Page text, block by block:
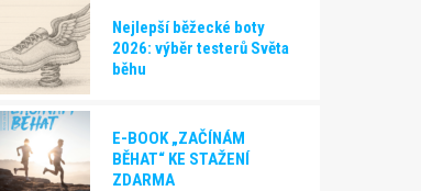
Nejlepší běžecké boty
2026: výběr testerů Světa
běhu
E-BOOK „ZAČÍNÁM
BĚHAT“ KE STAŽENÍ
ZDARMA